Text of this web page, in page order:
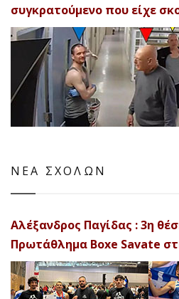
συγκρατούμενο που είχε
ΝΕΑ ΣΧΟΛΩΝ
Αλέξανδρος Παγίδας : 3η
Πρωτάθλημα Boxe Savate